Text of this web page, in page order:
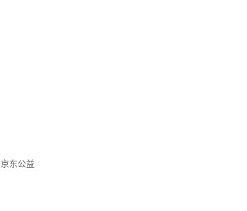
京东公益